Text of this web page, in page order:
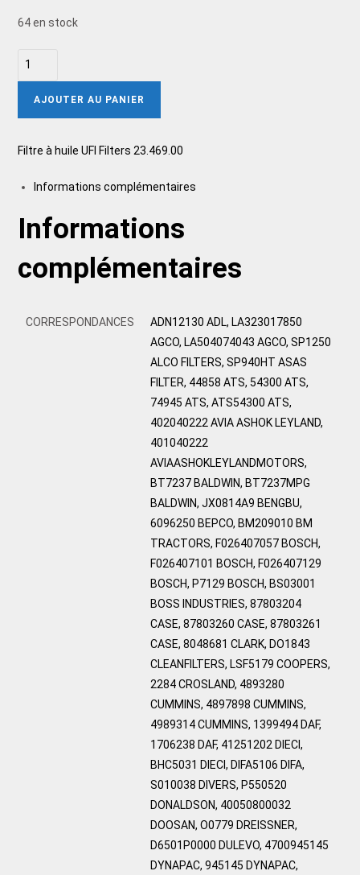
64 en stock
AJOUTER AU PANIER
Filtre à huile UFI Filters 23.469.00
Informations complémentaires
Informations
complémentaires
CORRESPONDANCES
ADN12130 ADL, LA323017850
AGCO, LA504074043 AGCO, SP1250
ALCO FILTERS, SP940HT ASAS
FILTER, 44858 ATS, 54300 ATS,
74945 ATS, ATS54300 ATS,
402040222 AVIA ASHOK LEYLAND,
401040222
AVIAASHOKLEYLANDMOTORS,
BT7237 BALDWIN, BT7237MPG
BALDWIN, JX0814A9 BENGBU,
6096250 BEPCO, BM209010 BM
TRACTORS, F026407057 BOSCH,
F026407101 BOSCH, F026407129
BOSCH, P7129 BOSCH, BS03001
BOSS INDUSTRIES, 87803204
CASE, 87803260 CASE, 87803261
CASE, 8048681 CLARK, DO1843
CLEANFILTERS, LSF5179 COOPERS,
2284 CROSLAND, 4893280
CUMMINS, 4897898 CUMMINS,
4989314 CUMMINS, 1399494 DAF,
1706238 DAF, 41251202 DIECI,
BHC5031 DIECI, DIFA5106 DIFA,
S010038 DIVERS, P550520
DONALDSON, 40050800032
DOOSAN, O0779 DREISSNER,
D6501P0000 DULEVO, 4700945145
DYNAPAC, 945145 DYNAPAC,